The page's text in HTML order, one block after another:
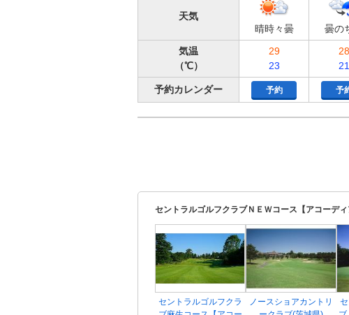
天気
晴時々曇
曇の
気温
（℃）
29
23
28
21
予約カレンダー 予約 予
セントラルゴルフクラブＮＥＷコース【アコーデ
セントラルゴルフクラ
ノースショアカントリ